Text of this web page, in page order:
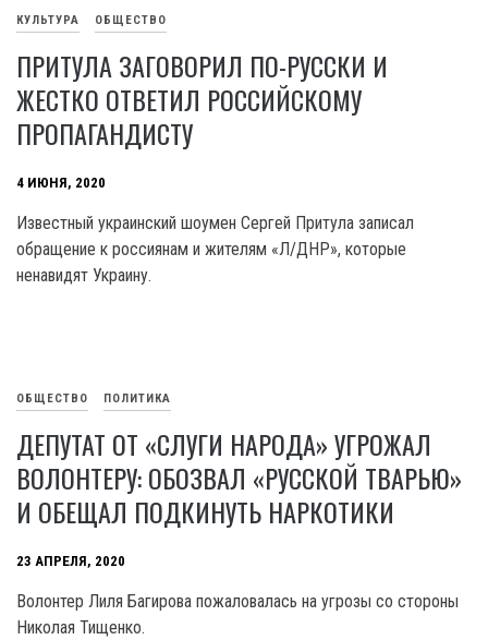
КУЛЬТУРА ОБЩЕСТВО
ПРИТУЛА ЗАГОВОРИЛ ПО-РУССКИ И
ЖЕСТКО ОТВЕТИЛ РОССИЙСКОМУ
ПРОПАГАНДИСТУ
4 ИЮНЯ, 2020
Известный украинский шоумен Сергей Притула записал
обращение к россиянам и жителям «Л/ДНР», которые
ненавидят Украину.
ОБЩЕСТВО ПОЛИТИКА
ДЕПУТАТ ОТ «СЛУГИ НАРОДА» УГРОЖАЛ
ВОЛОНТЕРУ: ОБОЗВАЛ «РУССКОЙ ТВАРЬЮ»
И ОБЕЩАЛ ПОДКИНУТЬ НАРКОТИКИ
23 АПРЕЛЯ, 2020
Волонтер Лиля Багирова пожаловалась на угрозы со стороны
Николая Тищенко.